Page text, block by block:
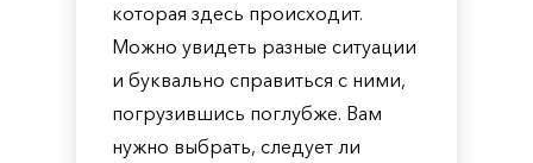
которая здесь происходит.
Можно увидеть разные ситуации
и буквально справиться с ними,
погрузившись поглубже. Вам
нужно выбрать, следует ли